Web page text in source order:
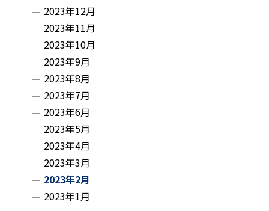
2023年12月
2023年11月
2023年10月
2023年9月
2023年8月
2023年7月
2023年6月
2023年5月
2023年4月
2023年3月
2023年2月
2023年1月